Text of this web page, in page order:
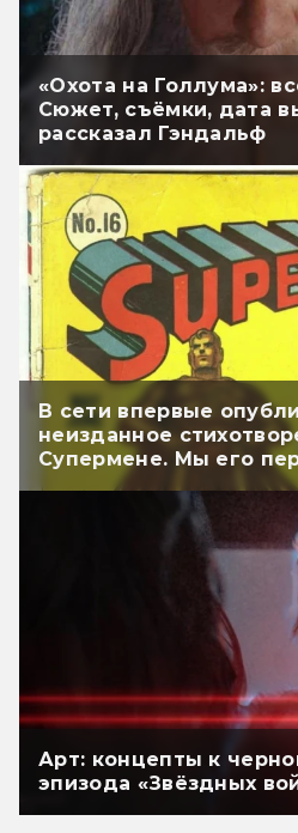
«Охота на Голлума»:
Сюжет, съёмки, дата
рассказал Гэндальф
В сети впервые
неизданное
Супермене. Мы его
Арт: концепты к
эпизода «Звёздных